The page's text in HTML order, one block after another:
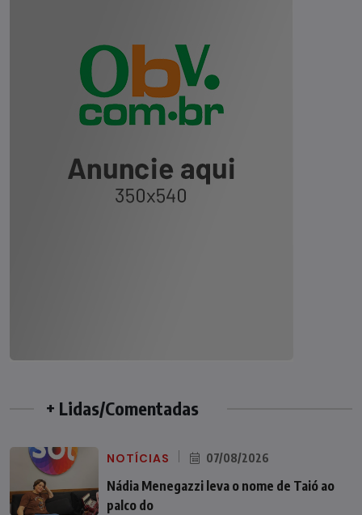
+ Lidas/Comentadas
NOTÍCIAS 07/08/2026
Nádia Menegazzi leva o nome de Taió ao
palco do